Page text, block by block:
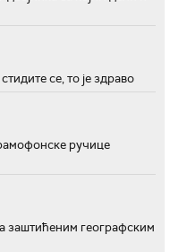
се, то је здраво
ручице
заштићеним географским